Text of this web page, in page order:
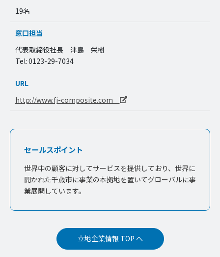
19名
窓口担当
代表取締役社長 津島 栄樹
Tel: 0123-29-7034
URL
http://www.fj-composite.com
セールスポイント
世界中の顧客に対してサービスを提供しており、世界に
開かれた千歳市に事業の本拠地を置いてグローバルに事
業展開しています。
立地企業情報 TOP へ